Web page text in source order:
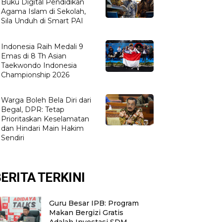
Buku Digital Pendidikan
Agama Islam di Sekolah,
Sila Unduh di Smart PAI
Indonesia Raih Medali 9
Emas di 8 Th Asian
Taekwondo Indonesia
Championship 2026
Warga Boleh Bela Diri dari
Begal, DPR: Tetap
Prioritaskan Keselamatan
dan Hindari Main Hakim
Sendiri
TERKINI
Guru Besar IPB: Program
Makan Bergizi Gratis